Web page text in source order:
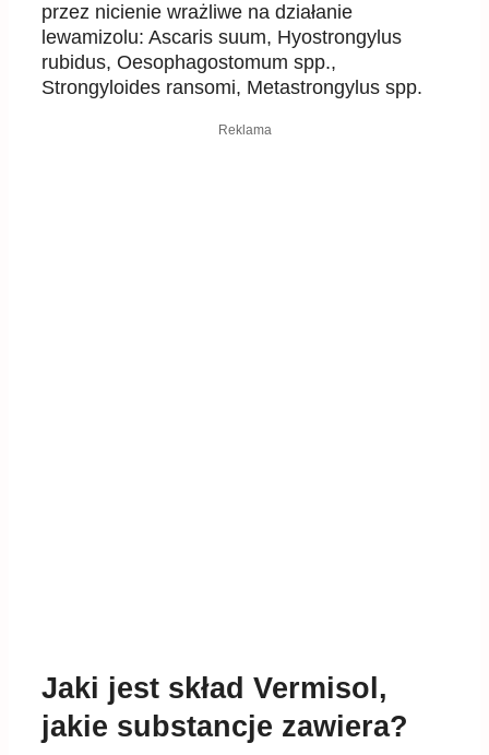
przez nicienie wrażliwe na działanie
lewamizolu: Ascaris suum, Hyostrongylus
rubidus, Oesophagostomum spp.,
Strongyloides ransomi, Metastrongylus spp.
Reklama
Jaki jest skład Vermisol,
jakie substancje zawiera?